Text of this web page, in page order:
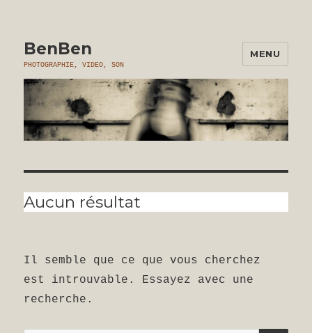
BenBen
PHOTOGRAPHIE, VIDEO, SON
MENU
Aucun résultat
Il semble que ce que vous cherchez
est introuvable. Essayez avec une
recherche.